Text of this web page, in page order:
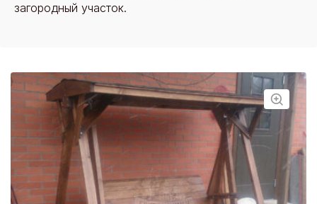
загородный участок.